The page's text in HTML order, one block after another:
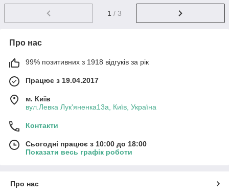
1 / 3
Про нас
99% позитивних з 1918 відгуків за рік
Працює з 19.04.2017
м. Київ
вул.Левка Лук'яненка13а, Київ, Україна
Контакти
Сьогодні працює з 10:00 до 18:00
Показати весь графік роботи
Про нас